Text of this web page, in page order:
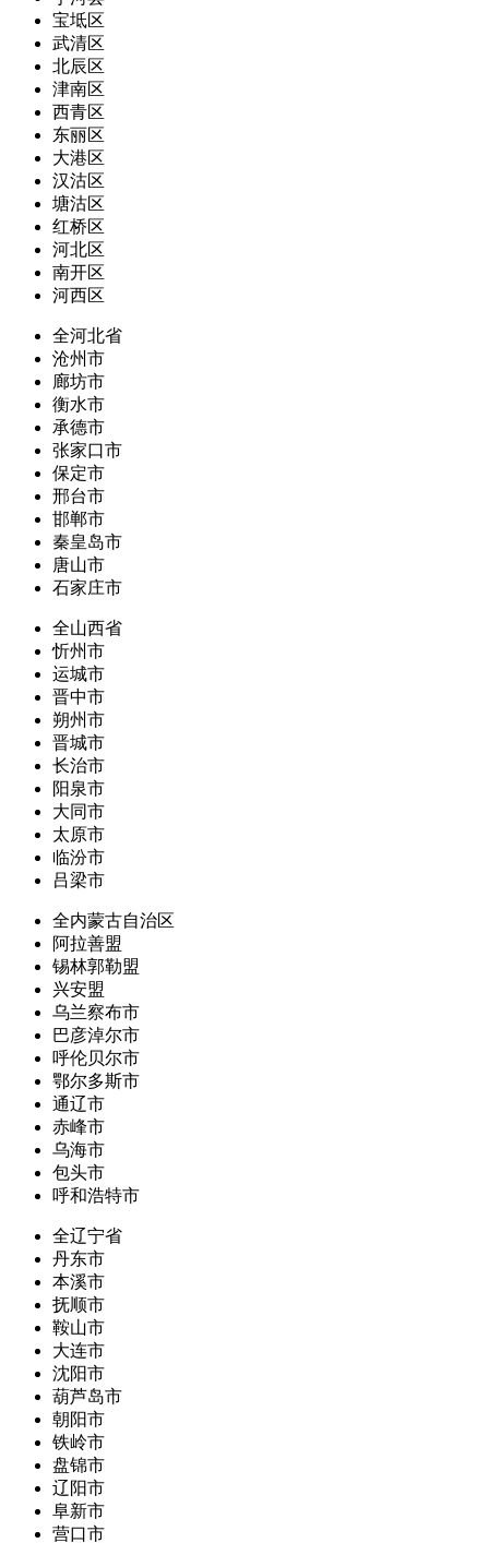
宝坻区
武清区
北辰区
津南区
西青区
东丽区
大港区
汉沽区
塘沽区
红桥区
河北区
南开区
河西区
全河北省
沧州市
廊坊市
衡水市
承德市
张家口市
保定市
邢台市
邯郸市
秦皇岛市
唐山市
石家庄市
全山西省
忻州市
运城市
晋中市
朔州市
晋城市
长治市
阳泉市
大同市
太原市
临汾市
吕梁市
全内蒙古自治区
阿拉善盟
锡林郭勒盟
兴安盟
乌兰察布市
巴彦淖尔市
呼伦贝尔市
鄂尔多斯市
通辽市
赤峰市
乌海市
包头市
呼和浩特市
全辽宁省
丹东市
本溪市
抚顺市
鞍山市
大连市
沈阳市
葫芦岛市
朝阳市
铁岭市
盘锦市
辽阳市
阜新市
营口市